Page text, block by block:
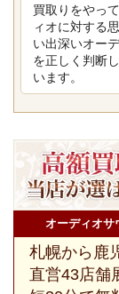
買取りをやっ
ィオに対する
い出深いオー
を正しく判断
います。
オーディオサ
札幌から鹿
直営43店舗